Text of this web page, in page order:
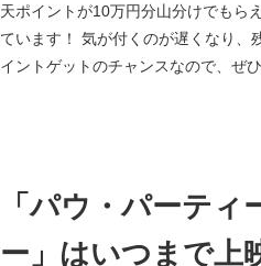
天ポイントが10万円分山分けでもら
ています！ 気が付くのが遅くなり、
イントゲットのチャンスなので、ぜ
「パウ・パーティ
ー」はいつまで上